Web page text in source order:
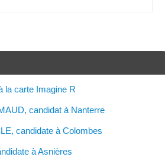
la carte Imagine R
candidat à Nanterre
candidate à Colombes
à Asnières